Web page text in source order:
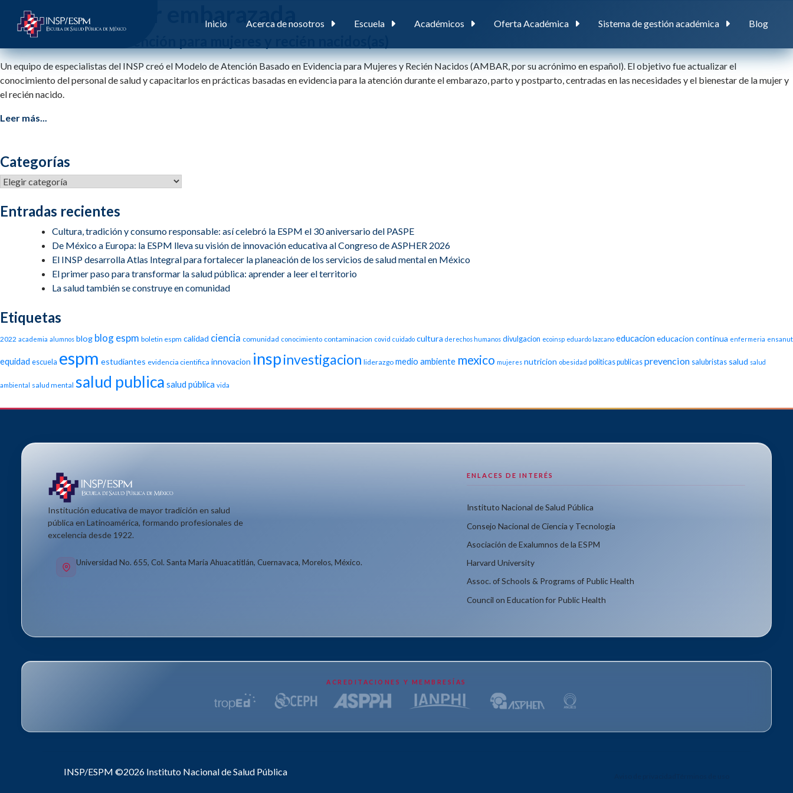
Inicio Acerca de nosotros Escuela Académicos Oferta Académica Sistema de gestión académica Blog
Etiqueta: mujer embarazada
Transformando la Atención para mujeres y recién nacidos(as)
Un equipo de especialistas del INSP creó el Modelo de Atención Basado en Evidencia para Mujeres y Recién Nacidos (AMBAR, por su acrónimo en español). El objetivo fue actualizar el
conocimiento del personal de salud y capacitarlos en prácticas basadas en evidencia para la atención durante el embarazo, parto y postparto, centradas en las necesidades y el bienestar de la mujer y
el recién nacido.
Leer más...
Categorías
Categorías
Entradas recientes
Cultura, tradición y consumo responsable: así celebró la ESPM el 30 aniversario del PASPE
De México a Europa: la ESPM lleva su visión de innovación educativa al Congreso de ASPHER 2026
El INSP desarrolla Atlas Integral para fortalecer la planeación de los servicios de salud mental en México
El primer paso para transformar la salud pública: aprender a leer el territorio
La salud también se construye en comunidad
Etiquetas
2022 academia alumnos blog blog espm boletin espm calidad ciencia comunidad conocimiento contaminacion covid cuidado cultura derechos humanos divulgacion ecoinsp eduardo lazcano educacion educacion continua enfermeria ensanut
equidad escuela espm estudiantes evidencia cientifica innovacion inspinvestigacion liderazgo medio ambiente mexico mujeres nutricion obesidad politicas publicas prevencion salubristas salud salud
ambiental salud mental salud publica salud pública vida
Institución educativa de mayor tradición en salud
pública en Latinoamérica, formando profesionales de
excelencia desde 1922.
Universidad No. 655, Col. Santa María Ahuacatitlán, Cuernavaca, Morelos, México.
ENLACES DE INTERÉS
Instituto Nacional de Salud Pública
Consejo Nacional de Ciencia y Tecnología
Asociación de Exalumnos de la ESPM
Harvard University
Assoc. of Schools & Programs of Public Health
Council on Education for Public Health
ACREDITACIONES Y MEMBRESÍAS
INSP/ESPM ©2026 Instituto Nacional de Salud Pública